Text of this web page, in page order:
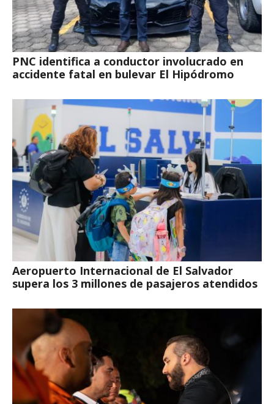
PNC identifica a conductor involucrado en
accidente fatal en bulevar El Hipódromo
Aeropuerto Internacional de El Salvador
supera los 3 millones de pasajeros atendidos